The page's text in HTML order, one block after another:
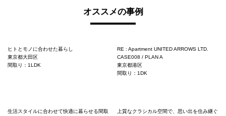
オススメの事例
ヒトとモノに合わせた暮らし
東京都大田区
間取り：1LDK
RE : Apartment UNITED ARROWS LTD.
CASE008 / PLAN A
東京都港区
間取り：1DK
生活スタイルに合わせて快適に暮らせる間取
上質なクラシカル空間で、思い出を住み継ぐ